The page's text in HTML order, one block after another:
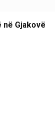
në Gjakovë